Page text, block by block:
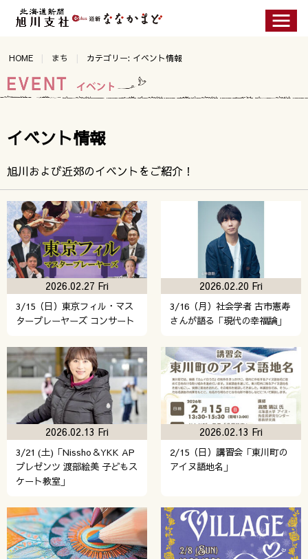
HOME まち カテゴリー: イベント情報
イベント情報
旭川および近郊のイベントをご紹介！
3/15（日）東京フィル・マス
タープレーヤーズ コンサート
2026.02.27 Fri
3/16（月）社会学者 古市憲寿
さんが語る「現代の幸福論」
2026.02.20 Fri
3/21 (土)「Nissho＆YKK AP
プレゼンツ 渡部絵美 子どもス
ケート教室」
2026.02.13 Fri
2/15（日）講習会「東川町の
アイヌ語地名」
2026.02.13 Fri